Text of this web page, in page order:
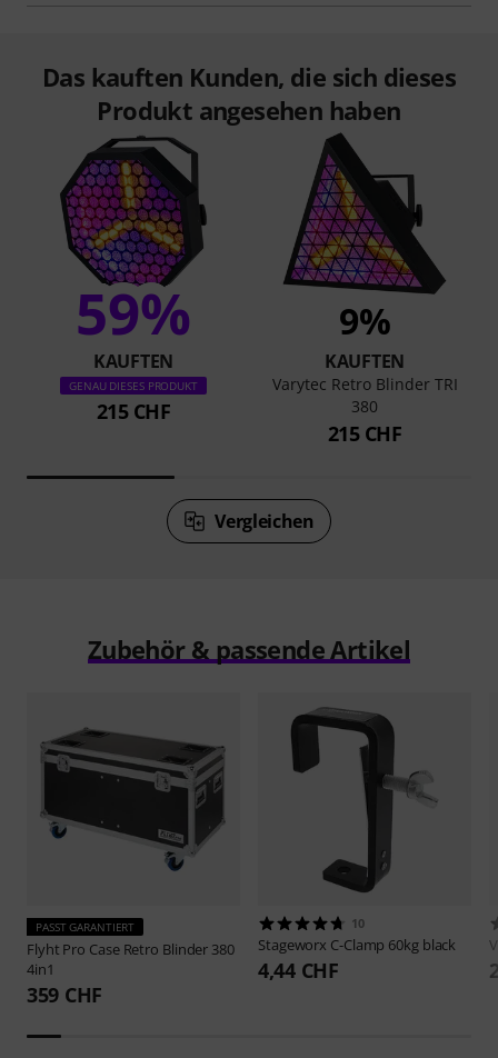
Das kauften Kunden, die sich dieses
Produkt angesehen haben
59%
KAUFTEN
GENAU DIESES PRODUKT
215 CHF
9%
KAUFTEN
Varytec Retro Blinder TRI
380
215 CHF
Vergleichen
Zubehör & passende Artikel
PASST GARANTIERT
Flyht Pro Case Retro Blinder 380
4in1
359 CHF
10
Stageworx C-Clamp 60kg black
4,44 CHF